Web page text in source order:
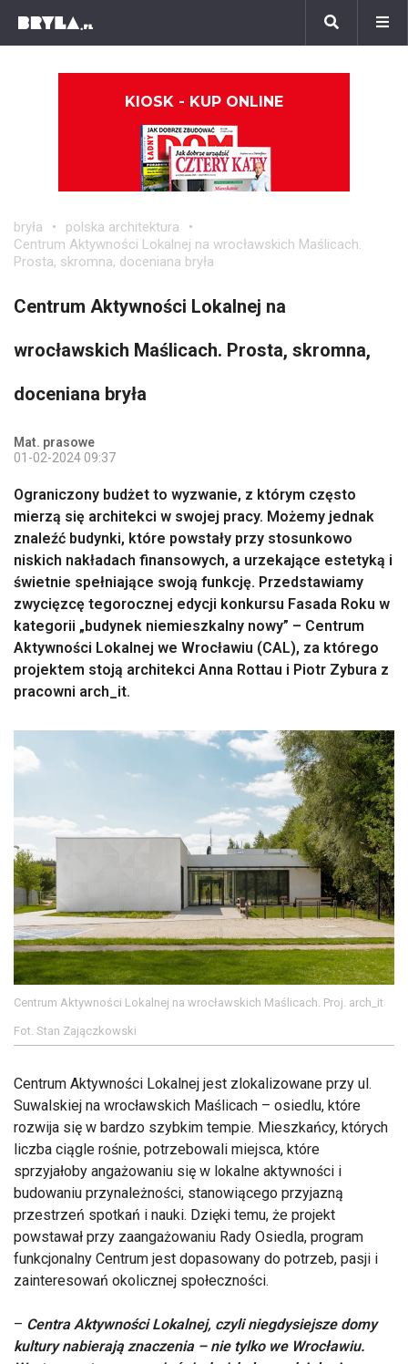
KIOSK - KUP ONLINE
bryła
polska architektura
Centrum Aktywności Lokalnej na wrocławskich Maślicach.
Prosta, skromna, doceniana bryła
Centrum Aktywności Lokalnej na
wrocławskich Maślicach. Prosta, skromna,
doceniana bryła
Mat. prasowe
01-02-2024 09:37
Ograniczony budżet to wyzwanie, z którym często
mierzą się architekci w swojej pracy. Możemy jednak
znaleźć budynki, które powstały przy stosunkowo
niskich nakładach finansowych, a urzekające estetyką i
świetnie spełniające swoją funkcję. Przedstawiamy
zwycięzcę tegorocznej edycji konkursu Fasada Roku w
kategorii „budynek niemieszkalny nowy” – Centrum
Aktywności Lokalnej we Wrocławiu (CAL), za którego
projektem stoją architekci Anna Rottau i Piotr Zybura z
pracowni arch_it.
Centrum Aktywności Lokalnej na wrocławskich Maślicach. Proj. arch_it
Fot. Stan Zajączkowski
Centrum Aktywności Lokalnej jest zlokalizowane przy ul.
Suwalskiej na wrocławskich Maślicach – osiedlu, które
rozwija się w bardzo szybkim tempie. Mieszkańcy, których
liczba ciągle rośnie, potrzebowali miejsca, które
sprzyjałoby angażowaniu się w lokalne aktywności i
budowaniu przynależności, stanowiącego przyjazną
przestrzeń spotkań i nauki. Dzięki temu, że projekt
powstawał przy zaangażowaniu Rady Osiedla, program
funkcjonalny Centrum jest dopasowany do potrzeb, pasji i
zainteresowań okolicznej społeczności.
– Centra Aktywności Lokalnej, czyli niegdysiejsze domy
kultury nabierają znaczenia – nie tylko we Wrocławiu.